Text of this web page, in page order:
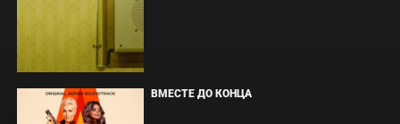
ВМЕСТЕ ДО КОНЦА